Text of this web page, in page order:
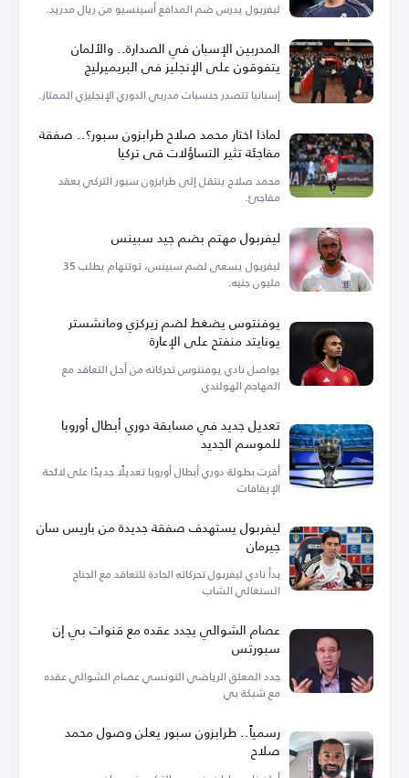
ليفربول يدرس ضم المدافع أسينسيو من ريال مدريد.
المدربين الإسبان في الصدارة.. والألمان
يتفوقون على الإنجليز في البريميرليج
إسبانيا تتصدر جنسيات مدربي الدوري الإنجليزي الممتاز.
لماذا اختار محمد صلاح طرابزون سبور؟.. صفقة
مفاجئة تثير التساؤلات في تركيا
محمد صلاح ينتقل إلى طرابزون سبور التركي بعقد
مفاجئ.
ليفربول مهتم بضم جيد سبينس
ليفربول يسعى لضم سبينس، توتنهام يطلب 35
مليون جنيه.
يوفنتوس يضغط لضم زيركزي ومانشستر
يونايتد منفتح على الإعارة
يواصل نادي يوفنتوس تحركاته من أجل التعاقد مع
المهاجم الهولندي
تعديل جديد في مسابقة دوري أبطال أوروبا
للموسم الجديد
أقرت بطولة دوري أبطال أوروبا تعديلًا جديدًا على لائحة
الإيقافات
ليفربول يستهدف صفقة جديدة من باريس سان
جيرمان
بدأ نادي ليفربول تحركاته الجادة للتعاقد مع الجناح
السنغالي الشاب
عصام الشوالي يجدد عقده مع قنوات بي إن
سبورتس
جدد المعلق الرياضي التونسي عصام الشوالي عقده
مع شبكة بي
رسمياً.. طرابزون سبور يعلن وصول محمد
صلاح